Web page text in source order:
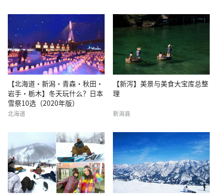
【北海道・新潟・青森・秋田・
岩手・栃木】冬天玩什么？日本
雪祭10选（2020年版）
北海道
【新泻】美景与美食大宝库总整
理
新潟县